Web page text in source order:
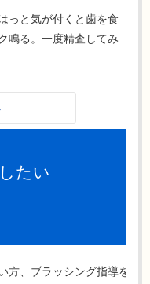
っと気が付くと歯を食
鳴る。一度精査してみ
たい
方、ブラッシング指導を行